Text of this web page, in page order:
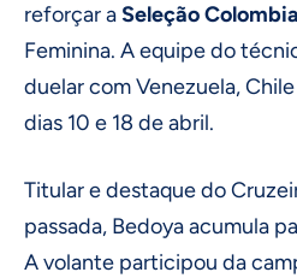
reforçar aSeleção
Feminina. A equipe do
duelar com Venezuela,
dias 10 e 18 de abril.
Titular e destaque do
passada, Bedoya acumula
A volante participou da